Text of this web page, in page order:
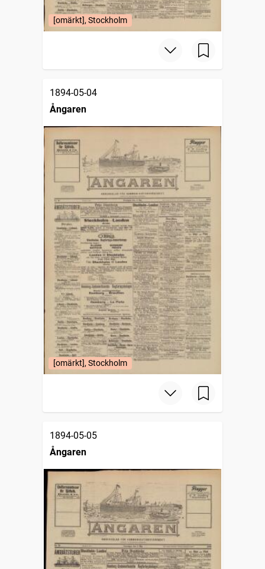
[omärkt], Stockholm
1894-05-04
Ångaren
[omärkt], Stockholm
1894-05-05
Ångaren